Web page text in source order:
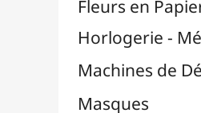
Washi Tape / Masking Tape
EFCOLOR - Émaux à Froid
Médiums, Vernis & Colles
Modelage / Sculpture
Peintures / Couleurs